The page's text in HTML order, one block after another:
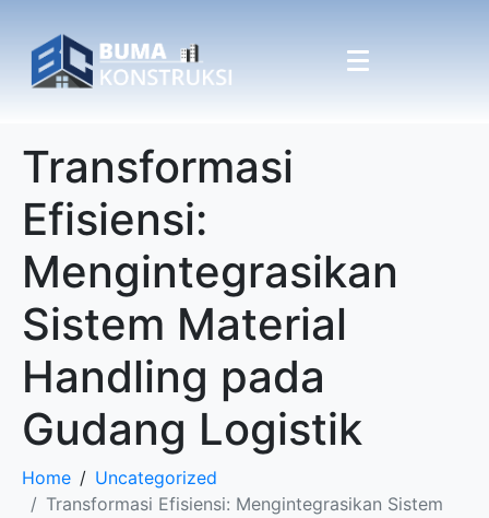
Transformasi
Efisiensi:
Mengintegrasikan
Sistem Material
Handling pada
Gudang Logistik
Home
Uncategorized
Transformasi Efisiensi: Mengintegrasikan Sistem